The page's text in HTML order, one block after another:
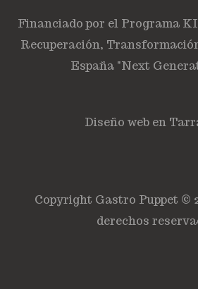
Financiado por el Programa
Recuperación,
España "Next
Diseño web en
Copyright Gastro Puppet ©
derechos